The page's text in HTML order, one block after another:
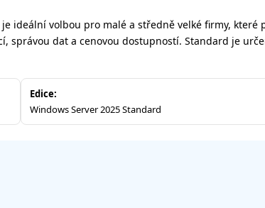
je ideální volbou pro malé a středně velké firmy, které
správou dat a cenovou dostupností. Standard je
Edice:
Windows Server 2025 Standard